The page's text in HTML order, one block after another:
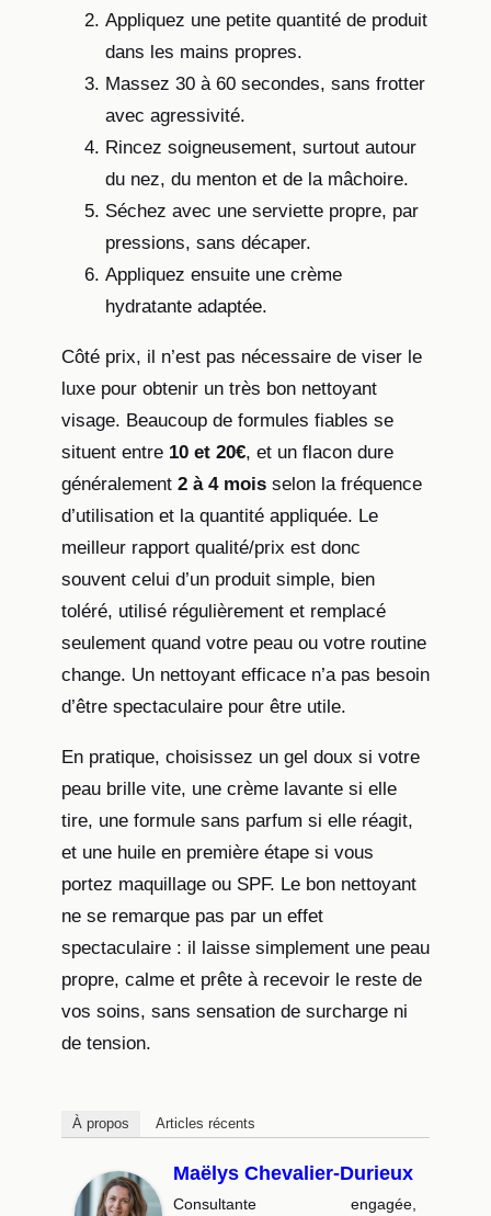
Appliquez une petite quantité de produit
dans les mains propres.
Massez 30 à 60 secondes, sans frotter
avec agressivité.
Rincez soigneusement, surtout autour
du nez, du menton et de la mâchoire.
Séchez avec une serviette propre, par
pressions, sans décaper.
Appliquez ensuite une crème
hydratante adaptée.
Côté prix, il n’est pas nécessaire de viser le
luxe pour obtenir un très bon nettoyant
visage. Beaucoup de formules fiables se
situent entre 10 et 20€, et un flacon dure
généralement 2 à 4 mois selon la fréquence
d’utilisation et la quantité appliquée. Le
meilleur rapport qualité/prix est donc
souvent celui d’un produit simple, bien
toléré, utilisé régulièrement et remplacé
seulement quand votre peau ou votre routine
change. Un nettoyant efficace n’a pas besoin
d’être spectaculaire pour être utile.
En pratique, choisissez un gel doux si votre
peau brille vite, une crème lavante si elle
tire, une formule sans parfum si elle réagit,
et une huile en première étape si vous
portez maquillage ou SPF. Le bon nettoyant
ne se remarque pas par un effet
spectaculaire : il laisse simplement une peau
propre, calme et prête à recevoir le reste de
vos soins, sans sensation de surcharge ni
de tension.
À propos Articles récents
Maëlys Chevalier-Durieux
Consultante engagée,